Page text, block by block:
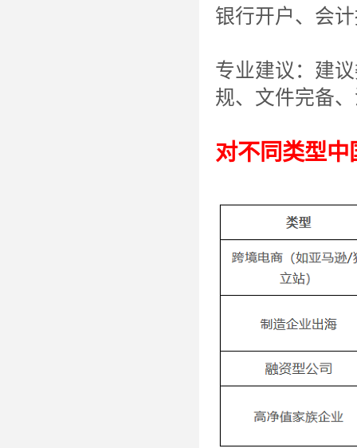
银行开户、会
专业建议：建
规、文件完备
对不同类型